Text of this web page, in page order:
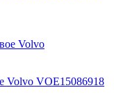
Volvo VOE15086918